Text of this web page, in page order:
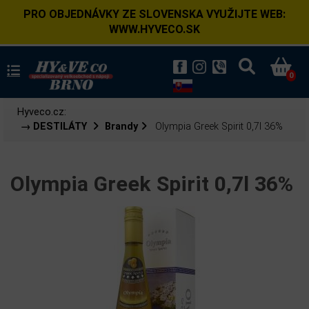
PRO OBJEDNÁVKY ZE SLOVENSKA VYUŽIJTE WEB:
WWW.HYVECO.SK
0
Hyveco.cz:
→ DESTILÁTY
Brandy Olympia Greek Spirit 0,7l 36%
Olympia Greek Spirit 0,7l 36%